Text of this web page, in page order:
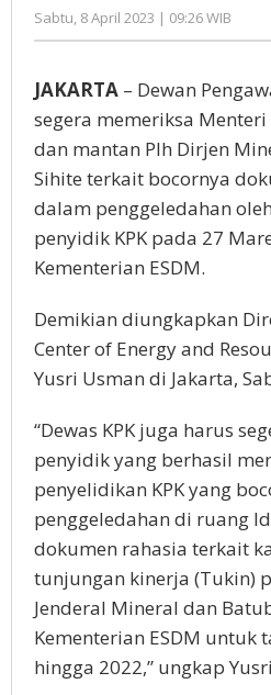
Sabtu, 8 April 2023 | 09:26 WIB
JAKARTA – Dewan
segera memeriksa
dan mantan Plh Dirjen
Sihite terkait bocornya
dalam penggeledahan
penyidik KPK pada 27
Kementerian ESDM.
Demikian diungkapkan
Center of Energy and
Yusri Usman di Jakarta,
“Dewas KPK juga harus
penyidik yang berhasil
penyelidikan KPK yang
penggeledahan di ruang
dokumen rahasia terkait
tunjungan kinerja (Tukin)
Jenderal Mineral dan
Kementerian ESDM untuk
hingga 2022,” ungkap